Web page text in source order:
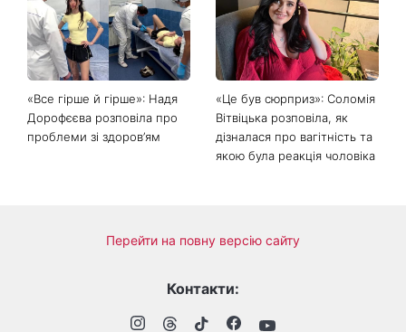
«Все гірше й гірше»: Надя
Дорофєєва розповіла про
проблеми зі здоров’ям
«Це був сюрприз»: Соломія
Вітвіцька розповіла, як
дізналася про вагітність та
якою була реакція чоловіка
Перейти на повну версію сайту
Контакти: